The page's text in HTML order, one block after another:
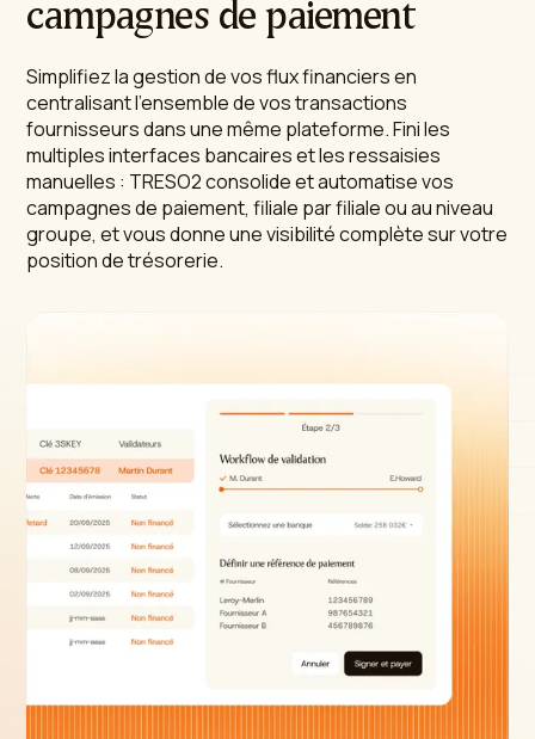
campagnes de paiement
Simplifiez la gestion de vos flux financiers en
centralisant l'ensemble de vos transactions
fournisseurs dans une même plateforme. Fini les
multiples interfaces bancaires et les ressaisies
manuelles : TRESO2 consolide et automatise vos
campagnes de paiement, filiale par filiale ou au niveau
groupe, et vous donne une visibilité complète sur votre
position de trésorerie.